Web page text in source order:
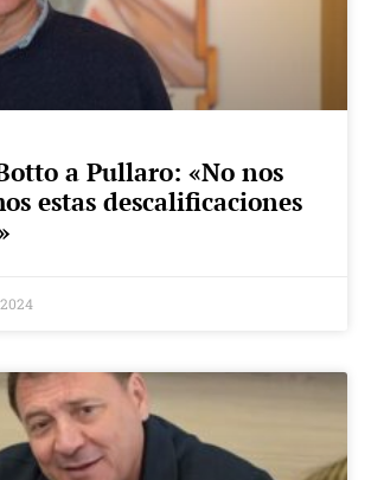
a Pullaro: «No nos
estas descalificaciones